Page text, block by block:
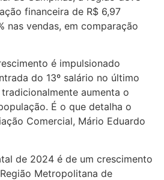
financeira de R$ 6,97
nas vendas, em comparação
é impulsionado
do 13º salário no último
aumenta o
É o que detalha o
Comercial, Mário Eduardo
de 2024 é de um crescimento
Metropolitana de